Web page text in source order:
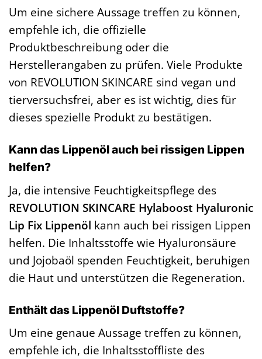
Um eine sichere Aussage treffen zu können,
empfehle ich, die offizielle
Produktbeschreibung oder die
Herstellerangaben zu prüfen. Viele Produkte
von REVOLUTION SKINCARE sind vegan und
tierversuchsfrei, aber es ist wichtig, dies für
dieses spezielle Produkt zu bestätigen.
Kann das Lippenöl auch bei rissigen Lippen
helfen?
Ja, die intensive Feuchtigkeitspflege des
REVOLUTION SKINCARE Hylaboost Hyaluronic
Lip Fix Lippenöl kann auch bei rissigen Lippen
helfen. Die Inhaltsstoffe wie Hyaluronsäure
und Jojobaöl spenden Feuchtigkeit, beruhigen
die Haut und unterstützen die Regeneration.
Enthält das Lippenöl Duftstoffe?
Um eine genaue Aussage treffen zu können,
empfehle ich, die Inhaltsstoffliste des